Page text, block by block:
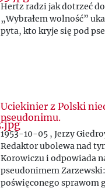
Hertz radzi jak dotrzeć
„Wybrałem wolność”
pyta, kto kryje się pod
Uciekinier z Polski
pseudonimu.
1953-10-05 , Jerzy
Redaktor ubolewa nad
Korowiczu i odpowiada
pseudonimem
poświęconego sprawom